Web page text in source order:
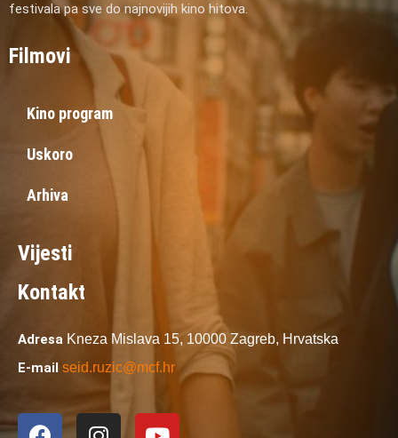
festivala pa sve do najnovijih kino hitova.
Filmovi
Kino program
Uskoro
Arhiva
Vijesti
Kontakt
Adresa Kneza Mislava 15, 10000 Zagreb, Hrvatska
E-mail seid.ruzic@mcf.hr